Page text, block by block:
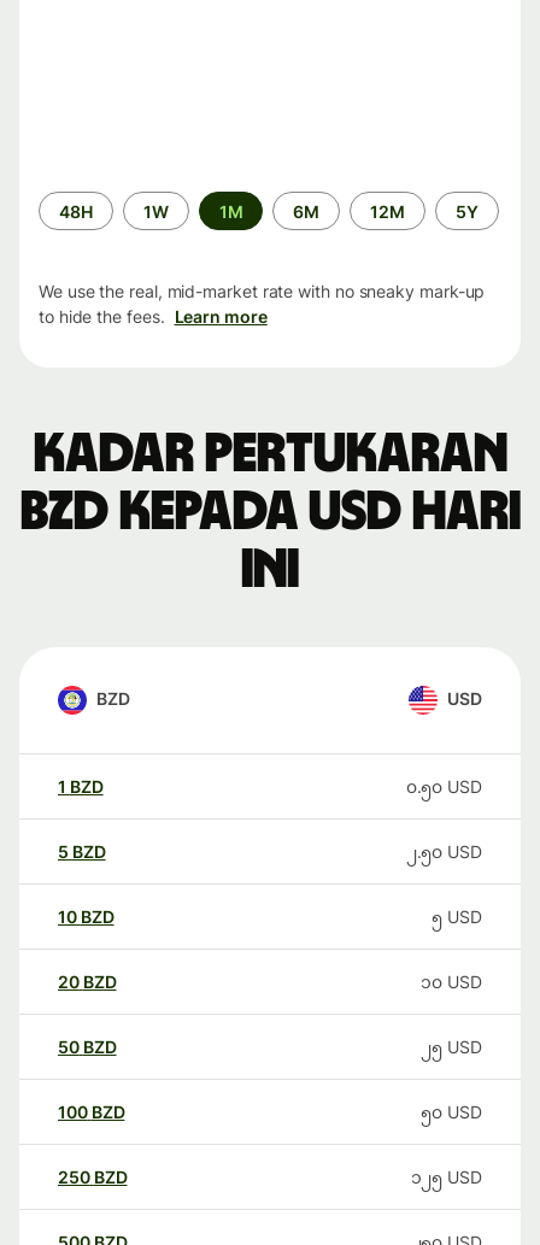
Time
period
48H 1W 1M 6M 12M 5Y
We use the real, mid-market rate with no sneaky mark-up
to hide the fees. Learn more
Kadar pertukaran
BZD kepada USD hari
ini
BZD USD
1 BZD ၀.၅၀ USD
5 BZD ၂.၅၀ USD
10 BZD ၅ USD
20 BZD ၁၀ USD
50 BZD ၂၅ USD
100 BZD ၅၀ USD
250 BZD ၁၂၅ USD